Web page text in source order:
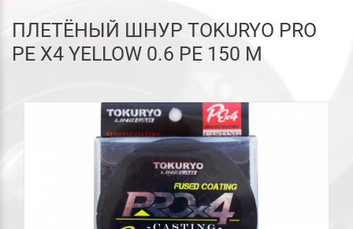
ПЛЕТЁНЫЙ ШНУР TOKURYO PRO
PE X4 YELLOW 0.6 PE 150 M